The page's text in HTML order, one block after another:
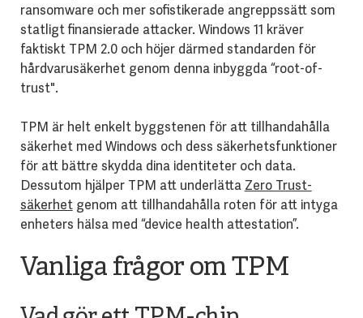
ransomware och mer sofistikerade angreppssätt som
statligt finansierade attacker. Windows 11 kräver
faktiskt TPM 2.0 och höjer därmed standarden för
hårdvarusäkerhet genom denna inbyggda “root-of-
trust".
TPM är helt enkelt byggstenen för att tillhandahålla
säkerhet med Windows och dess säkerhetsfunktioner
för att bättre skydda dina identiteter och data.
Dessutom hjälper TPM att underlätta Zero Trust-
säkerhetgenom att tillhandahålla roten för att intyga
enheters hälsa med “device health attestation”.
Vanliga frågor om TPM